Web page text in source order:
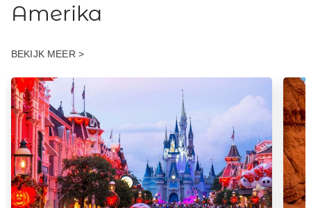
Amerika
BEKIJK MEER >